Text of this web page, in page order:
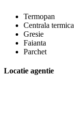
Termopan
Centrala termica
Gresie
Faianta
Parchet
Locatie agentie